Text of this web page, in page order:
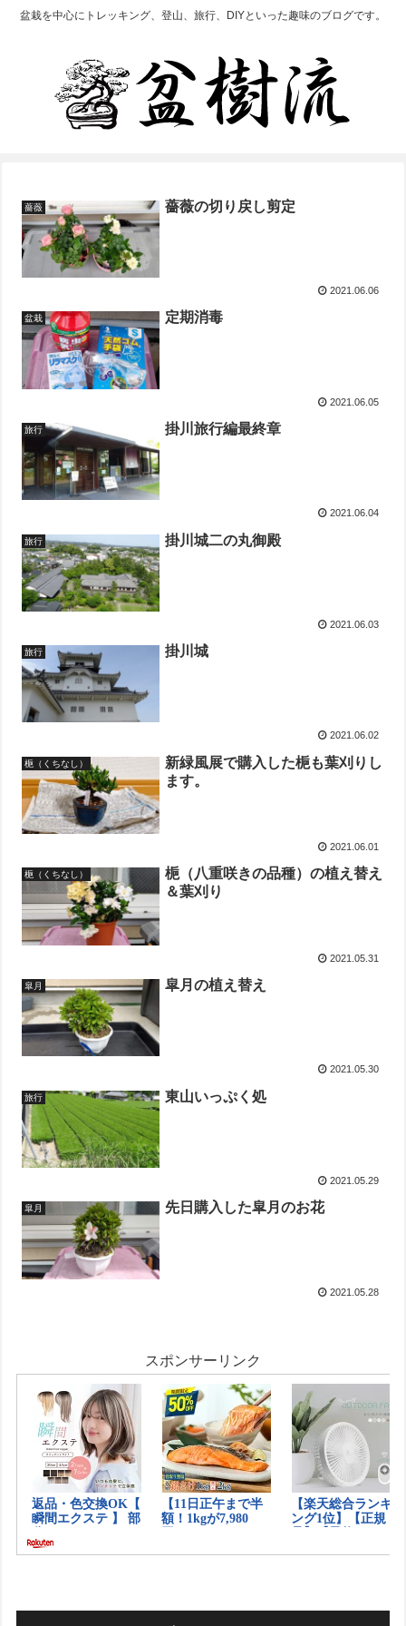
盆栽を中心にトレッキング、登山、旅行、DIYといった趣味のブログです。
薔薇 薔薇の切り戻し剪定
2021.06.06
盆栽 定期消毒
2021.06.05
旅行 掛川旅行編最終章
2021.06.04
旅行 掛川城二の丸御殿
2021.06.03
旅行 掛川城
2021.06.02
梔（くちなし）
新緑風展で購入した梔も葉刈りし
ます。
2021.06.01
梔（くちなし）
梔（八重咲きの品種）の植え替え
＆葉刈り
2021.05.31
皐月 皐月の植え替え
2021.05.30
旅行 東山いっぷく処
2021.05.29
皐月 先日購入した皐月のお花
2021.05.28
スポンサーリンク